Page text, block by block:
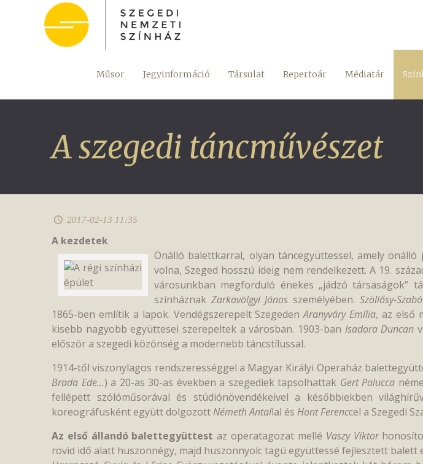
Műsor Jegyinformáció Társulat Repertoár Médiatár
A szegedi táncművészet
2017-02-13 11:35
A kezdetek
Önálló balettkarral, olyan táncegyüttessel, amely
volna, Szeged hosszú ideig nem rendelkezett. A 19.
városunkban megforduló énekes „jádzó társaságok”
színháznak Zarkavölgyi János személyében. Szöllősy-
1865-ben említik a lapok. Vendégszerepelt SzegedenAranyváry Emília, az első
kisebb nagyobb együttesei szerepeltek a városban. 1903-ban Isadora Duncan
először a szegedi közönség a modernebb táncstílussal.
1914-től viszonylagos rendszerességgel a Magyar Királyi Operaház
Brada Ede…) a 20-as 30-as években a szegediek tapsolhattak Gert Palucca
fellépett szólóműsorával és stúdiónövendékeivel a későbbiekben
koreográfusként együtt dolgozottNémeth Antallal és Hont Ferenccel a Szegedi
Az első állandó balettegyüttest az operatagozat mellé Vaszy Viktor
rövid idő alatt huszonnégy, majd huszonnyolc tagú együttessé fejlesztett